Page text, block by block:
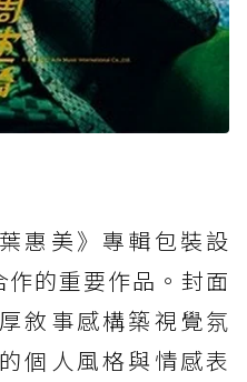
惠美》專輯包裝設
的重要作品。封面
敘事感構築視覺氛
個人風格與情感表